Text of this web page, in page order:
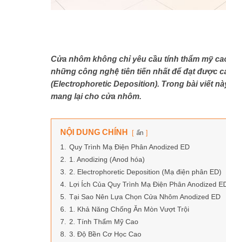
Cửa nhôm không chỉ yêu cầu tính thẩm mỹ
những công nghệ tiên tiến nhất để đạt được
(Electrophoretic Deposition). Trong bài viết
mang lại cho cửa nhôm.
NỘI DUNG CHÍNH ẩn
1.
Quy Trình Mạ Điện Phân Anodized ED
2.
1. Anodizing (Anod hóa)
3.
2. Electrophoretic Deposition (Mạ điện phân ED)
4.
Lợi Ích Của Quy Trình Mạ Điện Phân Anodized
5.
Tại Sao Nên Lựa Chọn Cửa Nhôm Anodized ED
6.
1. Khả Năng Chống Ăn Mòn Vượt Trội
7.
2. Tính Thẩm Mỹ Cao
8.
3. Độ Bền Cơ Học Cao